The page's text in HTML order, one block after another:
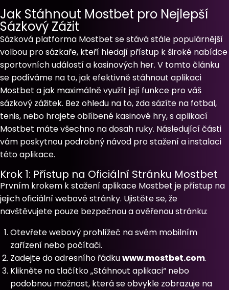
Jak Stáhnout Mostbet pro Nejlepší
Sázkový Zážit
Sázková platforma Mostbet se stává stále populárnější
volbou pro sázkaře, kteří hledají přístup k široké nabídce
sportovních událostí a kasinových her. V tomto článku
se podíváme na to, jak efektivně stáhnout aplikaci
Mostbet a jak maximálně využít její funkce pro váš
sázkový zážitek. Bez ohledu na to, zda sázíte na fotbal,
tenis, nebo hrajete oblíbené kasinové hry, s aplikací
Mostbet máte všechno na dosah ruky. Následující části
vám poskytnou podrobný návod pro stažení a instalaci
této aplikace.
Krok 1: Přístup na Oficiální Stránku Mostbet
Prvním krokem k stažení aplikace Mostbet je přístup na
jejich oficiální webové stránky. Ujistěte se, že
navštěvujete pouze bezpečnou a ověřenou stránku:
Otevřete webový prohlížeč na svém mobilním
zařízení nebo počítači.
Zadejte do adresního řádkuwww.mostbet.com.
Klikněte na tlačítko „Stáhnout aplikaci“ nebo
podobnou možnost, která se obvykle zobrazuje na